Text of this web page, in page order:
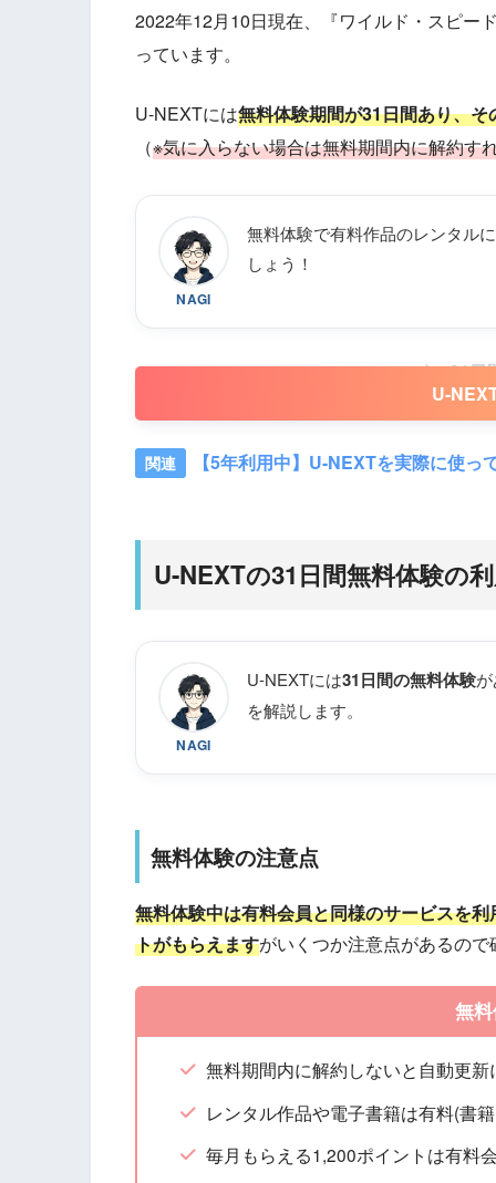
2022年12月10日現在、『ワイルド・スピー
っています。
U-NEXTには無料体験期間が31日間あり、
（※気に入らない場合は無料期間内に解約す
NAGI
無料体験で有料作品のレンタル
しょう！
31日
U-
【5年利用中】U-NEXTを実際に使
U-NEXTの31日間無料体験の
NAGI
U-NEXTには31日間の無料体験
を解説します。
無料体験の注意点
無料体験中は有料会員と同様のサービスを
トがもらえますがいくつか注意点があるの
無
無料期間内に解約しないと自動更
レンタル作品や電子書籍は有料(書
毎月もらえる1,200ポイントは有料